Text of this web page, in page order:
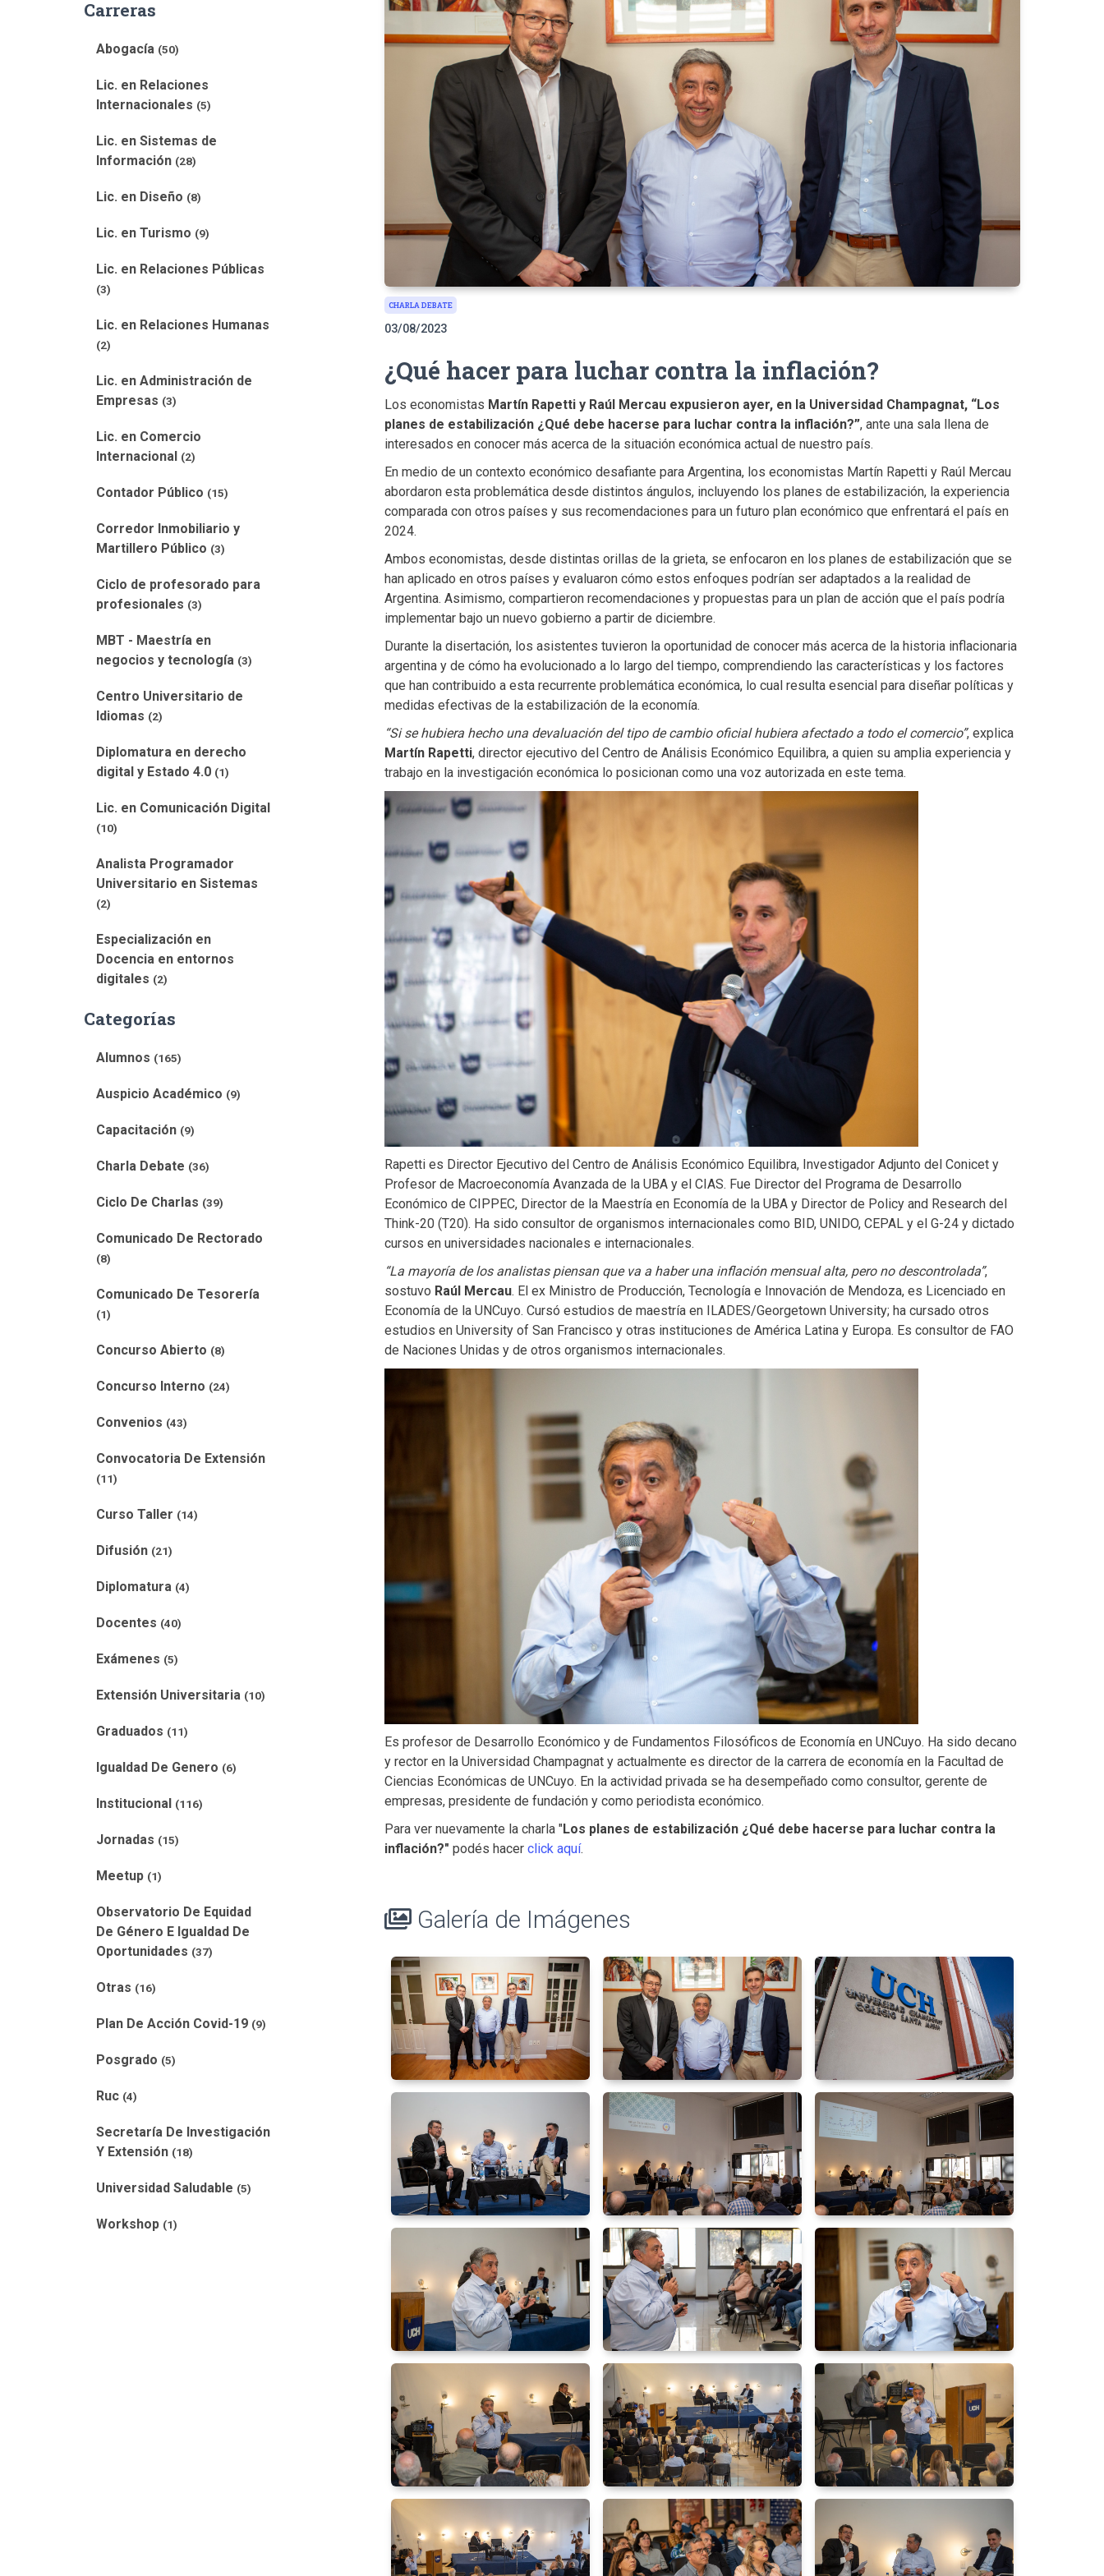
Carreras
Abogacía (50)
Lic. en Relaciones
Internacionales (5)
Lic. en Sistemas de
Información (28)
Lic. en Diseño (8)
Lic. en Turismo (9)
Lic. en Relaciones Públicas
(3)
Lic. en Relaciones Humanas
(2)
Lic. en Administración de
Empresas (3)
Lic. en Comercio
Internacional (2)
Contador Público (15)
Corredor Inmobiliario y
Martillero Público (3)
Ciclo de profesorado para
profesionales (3)
MBT - Maestría en
negocios y tecnología (3)
Centro Universitario de
Idiomas (2)
Diplomatura en derecho
digital y Estado 4.0 (1)
Lic. en Comunicación Digital
(10)
Analista Programador
Universitario en Sistemas
(2)
Especialización en
Docencia en entornos
digitales (2)
Categorías
Alumnos (165)
Auspicio Académico (9)
Capacitación (9)
Charla Debate (36)
Ciclo De Charlas (39)
Comunicado De Rectorado
(8)
Comunicado De Tesorería
(1)
Concurso Abierto (8)
Concurso Interno (24)
Convenios (43)
Convocatoria De Extensión
(11)
Curso Taller (14)
Difusión (21)
Diplomatura (4)
Docentes (40)
Exámenes (5)
Extensión Universitaria (10)
Graduados (11)
Igualdad De Genero (6)
Institucional (116)
Jornadas (15)
Meetup (1)
Observatorio De Equidad
De Género E Igualdad De
Oportunidades (37)
Otras (16)
Plan De Acción Covid-19 (9)
Posgrado (5)
Ruc (4)
Secretaría De Investigación
Y Extensión (18)
Universidad Saludable (5)
Workshop (1)
CHARLA DEBATE
03/08/2023
¿Qué hacer para luchar contra la inflación?
Los economistas Martín Rapetti y Raúl Mercau expusieron ayer, en la Universidad Champagnat, “Los
planes de estabilización ¿Qué debe hacerse para luchar contra la inflación?”, ante una sala llena de
interesados en conocer más acerca de la situación económica actual de nuestro país.
En medio de un contexto económico desafiante para Argentina, los economistas Martín Rapetti y Raúl Mercau
abordaron esta problemática desde distintos ángulos, incluyendo los planes de estabilización, la experiencia
comparada con otros países y sus recomendaciones para un futuro plan económico que enfrentará el país en
2024.
Ambos economistas, desde distintas orillas de la grieta, se enfocaron en los planes de estabilización que se
han aplicado en otros países y evaluaron cómo estos enfoques podrían ser adaptados a la realidad de
Argentina. Asimismo, compartieron recomendaciones y propuestas para un plan de acción que el país podría
implementar bajo un nuevo gobierno a partir de diciembre.
Durante la disertación, los asistentes tuvieron la oportunidad de conocer más acerca de la historia inflacionaria
argentina y de cómo ha evolucionado a lo largo del tiempo, comprendiendo las características y los factores
que han contribuido a esta recurrente problemática económica, lo cual resulta esencial para diseñar políticas y
medidas efectivas de la estabilización de la economía.
“Si se hubiera hecho una devaluación del tipo de cambio oficial hubiera afectado a todo el comercio”, explica
Martín Rapetti, director ejecutivo del Centro de Análisis Económico Equilibra, a quien su amplia experiencia y
trabajo en la investigación económica lo posicionan como una voz autorizada en este tema.
Rapetti es Director Ejecutivo del Centro de Análisis Económico Equilibra, Investigador Adjunto del Conicet y
Profesor de Macroeconomía Avanzada de la UBA y el CIAS. Fue Director del Programa de Desarrollo
Económico de CIPPEC, Director de la Maestría en Economía de la UBA y Director de Policy and Research del
Think-20 (T20). Ha sido consultor de organismos internacionales como BID, UNIDO, CEPAL y el G-24 y dictado
cursos en universidades nacionales e internacionales.
“La mayoría de los analistas piensan que va a haber una inflación mensual alta, pero no descontrolada”,
sostuvo Raúl Mercau. El ex Ministro de Producción, Tecnología e Innovación de Mendoza, es Licenciado en
Economía de la UNCuyo. Cursó estudios de maestría en ILADES/Georgetown University; ha cursado otros
estudios en University of San Francisco y otras instituciones de América Latina y Europa. Es consultor de FAO
de Naciones Unidas y de otros organismos internacionales.
Es profesor de Desarrollo Económico y de Fundamentos Filosóficos de Economía en UNCuyo. Ha sido decano
y rector en la Universidad Champagnat y actualmente es director de la carrera de economía en la Facultad de
Ciencias Económicas de UNCuyo. En la actividad privada se ha desempeñado como consultor, gerente de
empresas, presidente de fundación y como periodista económico.
Para ver nuevamente la charla "Los planes de estabilización ¿Qué debe hacerse para luchar contra la
inflación?" podés hacer click aquí.
Galería de Imágenes